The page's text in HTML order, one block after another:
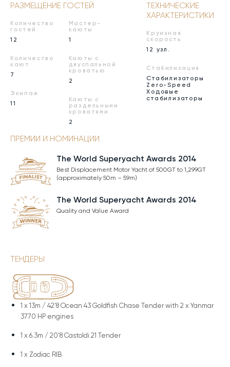
РАЗМЕЩЕНИЕ ГОСТЕЙ
Количество
гостей
12
Количество
кают
7
Экипаж
11
Мастер-
каюты
1
Каюты с
двуспальной
кроватью
2
Каюты с
раздельными
кроватями
2
ТЕХНИЧЕСКИЕ
ХАРАКТЕРИСТИКИ
Круизная
скорость
12 узл.
Стабилизация
Стабилизаторы
Zero-Speed
Ходовые
стабилизаторы
ПРЕМИИ И НОМИНАЦИИ
The World Superyacht Awards 2014
Best Displacement Motor Yacht of 500GT to 1,299GT
(approximately 50m – 59m)
The World Superyacht Awards 2014
Quality and Value Award
ТЕНДЕРЫ
1 x 13m / 42'8 Ocean 43 Goldfish Chase Tender with 2 x Yanmar
3770 HP engines
1 x 6.3m / 20'8 Castoldi 21 Tender
1 x Zodiac RIB